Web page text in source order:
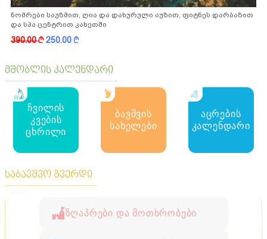
ნომრები საუზმით, ღია და დახურული აუზით, ფიტნეს დარბაზით
და სპა ცენტრით კახეთში
390.00k250.00k
მშობლის კალენდარი
ჩვილის
კვების
ცხრილი
ბავშვის
სახელები
აცრების
კალენდარი
საბავშვო გვერდი
ზღაპრები და მოთხრობები